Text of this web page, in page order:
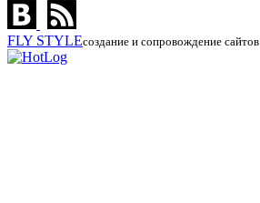
FLY STYLEсоздание и сопровождение сайтов